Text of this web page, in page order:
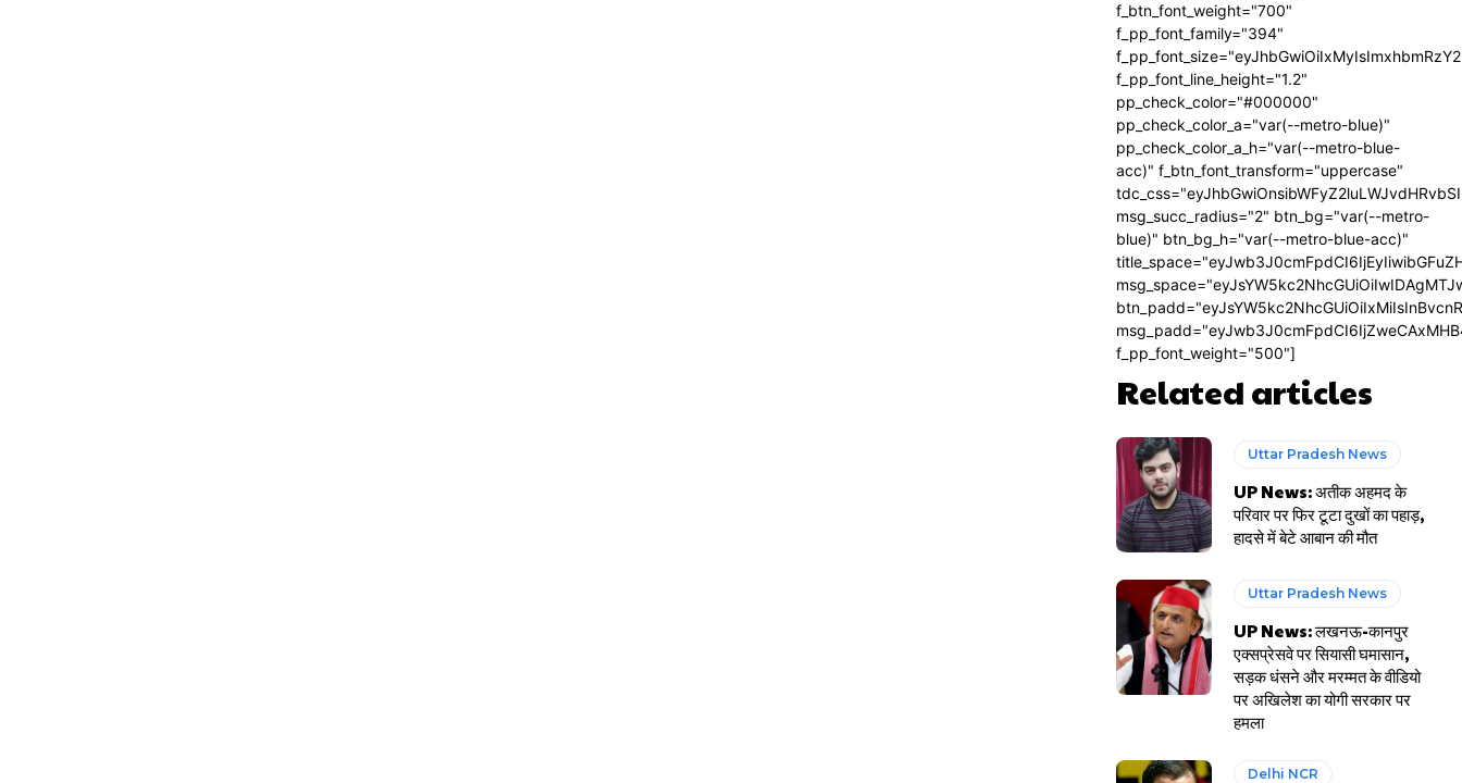
f_btn_font_weight="700"
f_pp_font_family="394"
f_pp_font_line_height="1.2"
pp_check_color="#000000"
pp_check_color_a="var(--metro-blue)"
pp_check_color_a_h="var(--metro-blue-
acc)" f_btn_font_transform="uppercase"
msg_succ_radius="2" btn_bg="var(--metro-
blue)" btn_bg_h="var(--metro-blue-acc)"
f_pp_font_weight="500"]
Related articles
Uttar Pradesh News
UP News: अतीक अहमद के
परिवार पर फिर टूटा दुखों का पहाड़,
हादसे में बेटे आबान की मौत
Uttar Pradesh News
UP News: लखनऊ-कानपुर
एक्सप्रेसवे पर सियासी घमासान,
सड़क धंसने और मरम्मत के वीडियो
पर अखिलेश का योगी सरकार पर
हमला
Delhi NCR